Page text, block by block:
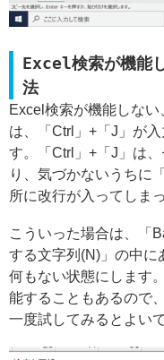
Excel検索が機能
法
Excel検索が機能しな
は、「Ctrl」+「J」が
す。「Ctrl」+「J」は
り、気づかないうちに
所に改行が入ってしま
こういった場合は、「
する文字列(N)」の中に
何もない状態にします
能することもあるので
一度試してみるとよい